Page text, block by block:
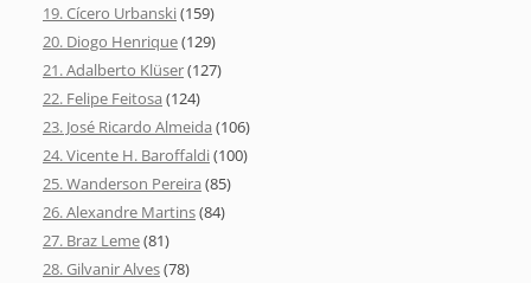
19. Cícero Urbanski(159)
20. Diogo Henrique(129)
21. Adalberto Klüser(127)
22. Felipe Feitosa (124)
23. José Ricardo Almeida (106)
24. Vicente H. Baroffaldi(100)
25. Wanderson Pereira (85)
26. Alexandre Martins(84)
27. Braz Leme(81)
28. Gilvanir Alves(78)